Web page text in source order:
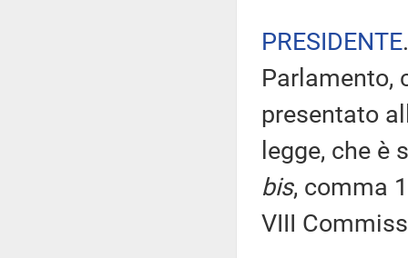
PRESIDENTE
Parlamento,
presentato
legge, che
bis, comma
VIII